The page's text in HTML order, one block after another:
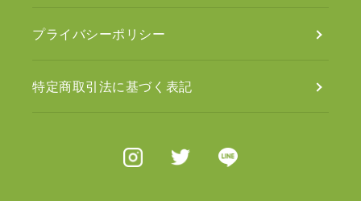
プライバシーポリシー
特定商取引法に基づく表記
Instagram